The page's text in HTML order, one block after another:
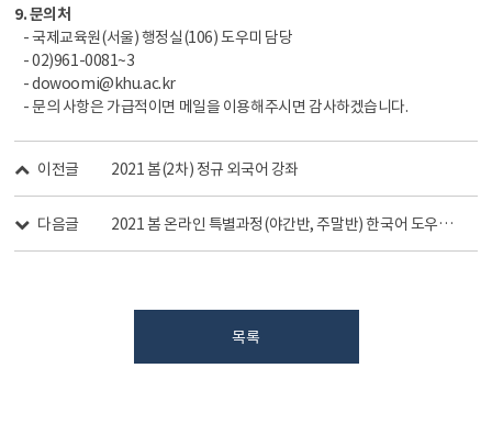
9. 문의처
- 국제교육원(서울) 행정실(106) 도우미 담당
- 02)961-0081~3
- dowoomi@khu.ac.kr
- 문의 사항은 가급적이면 메일을 이용해주시면 감사하겠습니다.
이전글 2021 봄(2차) 정규 외국어 강좌
다음글 2021 봄 온라인 특별과정(야간반, 주말반) 한국어 도우미 신청(유학생) -신청마감-
목록